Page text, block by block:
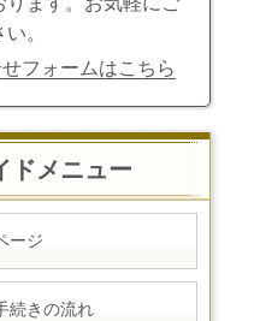
。
フォームはこちら
ドメニュー
ージ
続きの流れ